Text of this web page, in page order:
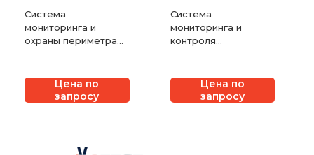
Система
мониторинга и
охраны периметра
Цена по
запросу
Система
мониторинга и
контроля
ПрофиДоступ с
подключением
различных датчиков
Цена по
запросу